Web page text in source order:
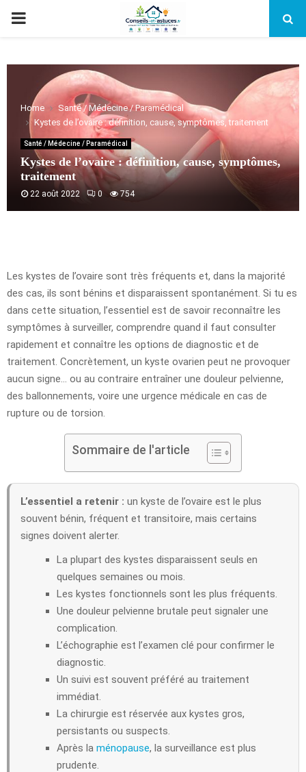
PRIMARY
Home
Santé / Médecine / Paramédical
Kystes de l’ovaire : définition, cause, symptômes, traitement
Santé / Médecine / Paramédical
Kystes de l’ovaire : définition, cause, symptômes,
traitement
22 août 2022 0 754
Les kystes de l’ovaire sont très fréquents et, dans la majorité
des cas, ils sont bénins et disparaissent spontanément. Si tu es
dans cette situation, l’essentiel est de savoir reconnaître les
symptômes à surveiller, comprendre quand il faut consulter
rapidement et connaître les options de diagnostic et de
traitement. Concrètement, un kyste ovarien peut ne provoquer
aucun signe… ou au contraire entraîner une douleur pelvienne,
des ballonnements, voire une urgence médicale en cas de
rupture ou de torsion.
Sommaire de l'article
L’essentiel a retenir : un kyste de l’ovaire est le plus
souvent bénin, fréquent et transitoire, mais certains
signes doivent alerter.
La plupart des kystes disparaissent seuls en
quelques semaines ou mois.
Les kystes fonctionnels sont les plus fréquents.
Une douleur pelvienne brutale peut signaler une
complication.
L’échographie est l’examen clé pour confirmer le
diagnostic.
Un suivi est souvent préféré au traitement
immédiat.
La chirurgie est réservée aux kystes gros,
persistants ou suspects.
Après la ménopause, la surveillance est plus
prudente.